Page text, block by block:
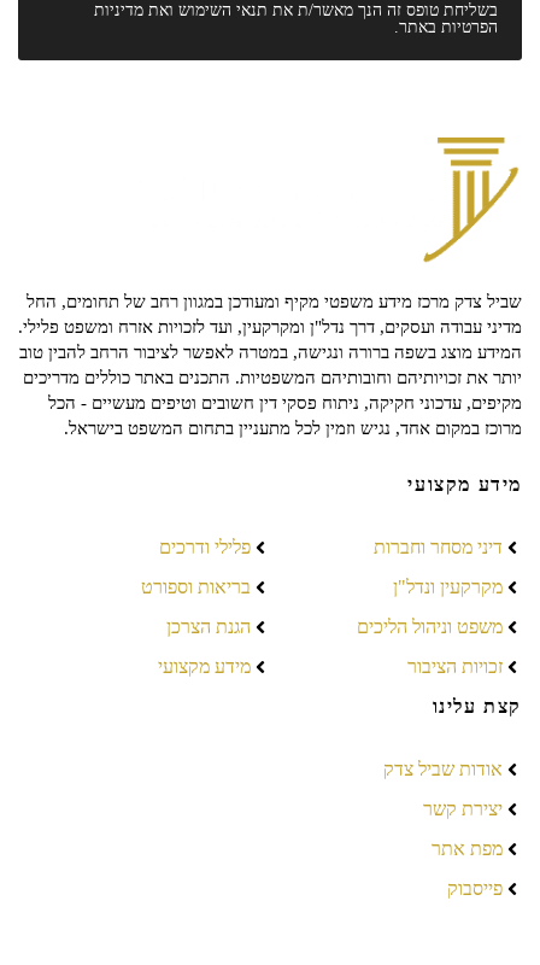
בשליחת טופס זה הנך מאשר/ת את תנאי השימוש ואת מדיניות
הפרטיות באתר.
שביל צדק מרכז מידע משפטי מקיף ומעודכן במגוון רחב של תחומים, החל
מדיני עבודה ועסקים, דרך נדל"ן ומקרקעין, ועד לזכויות אזרח ומשפט פלילי.
המידע מוצג בשפה ברורה ונגישה, במטרה לאפשר לציבור הרחב להבין טוב
יותר את זכויותיהם וחובותיהם המשפטיות. התכנים באתר כוללים מדריכים
מקיפים, עדכוני חקיקה, ניתוח פסקי דין חשובים וטיפים מעשיים - הכל
מרוכז במקום אחד, נגיש וזמין לכל מתעניין בתחום המשפט בישראל.
מידע מקצועי
דיני מסחר וחברות
מקרקעין ונדל"ן
משפט וניהול הליכים
זכויות הציבור
פלילי ודרכים
בריאות וספורט
הגנת הצרכן
מידע מקצועי
קצת עלינו
אודות שביל צדק
יצירת קשר
מפת אתר
פייסבוק